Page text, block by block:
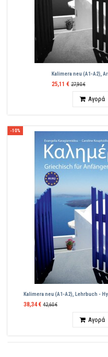
Kalimera neu (A1-A2),
25,11 € 27,90 €
Αγορά
-10%
Kalimera neu (A1-A2), Lehrbuch -
38,34 € 42,60 €
Αγορά